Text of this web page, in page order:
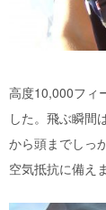
高度10,000フィ
した。飛ぶ瞬間
から頭までしっ
空気抵抗に備えま